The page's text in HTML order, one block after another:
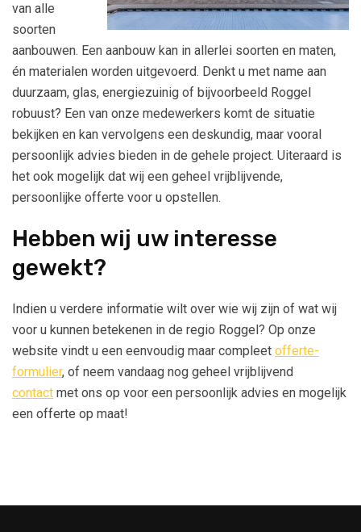
van alle
soorten
aanbouwen. Een aanbouw kan in allerlei soorten en maten,
én materialen worden uitgevoerd. Denkt u met name aan
duurzaam, glas, energiezuinig of bijvoorbeeld Roggel
robuust? Een van onze medewerkers komt de situatie
bekijken en kan vervolgens een deskundig, maar vooral
persoonlijk advies bieden in de gehele project. Uiteraard is
het ook mogelijk dat wij een geheel vrijblijvende,
persoonlijke offerte voor u opstellen.
Hebben wij uw interesse
gewekt?
Indien u verdere informatie wilt over wie wij zijn of wat wij
voor u kunnen betekenen in de regio Roggel? Op onze
website vindt u een eenvoudig maar compleet offerte-
formulier, of neem vandaag nog geheel vrijblijvend
contact met ons op voor een persoonlijk advies en mogelijk
een offerte op maat!